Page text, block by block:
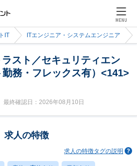
MENU
IT ITエンジニア・システムエンジニア
ラスト／セキュリティエン
務・フレックス有）<141>
終確認日：2026年08月10日
求人の特徴
求人の特徴タグの説明